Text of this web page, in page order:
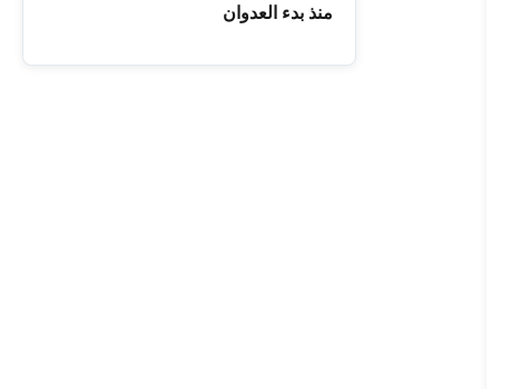
منذ بدء العدوان